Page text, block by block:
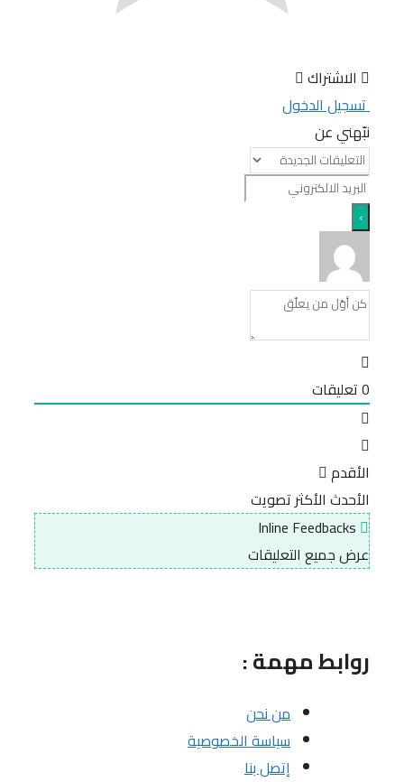
الاشتراك
تسجيل الدخول
نبّهني عن
تعليقات
الأقدم
الأحدثالأكثر تصويت
عرض جميع التعليقات
روابط مهمة :
من نحن
سياسة الخصوصية
إتصل بنا